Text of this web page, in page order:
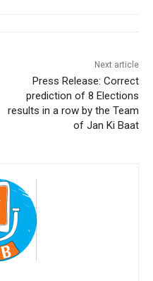
Next article
Press Release: Correct
prediction of 8 Elections
results in a row by the Team
of Jan Ki Baat